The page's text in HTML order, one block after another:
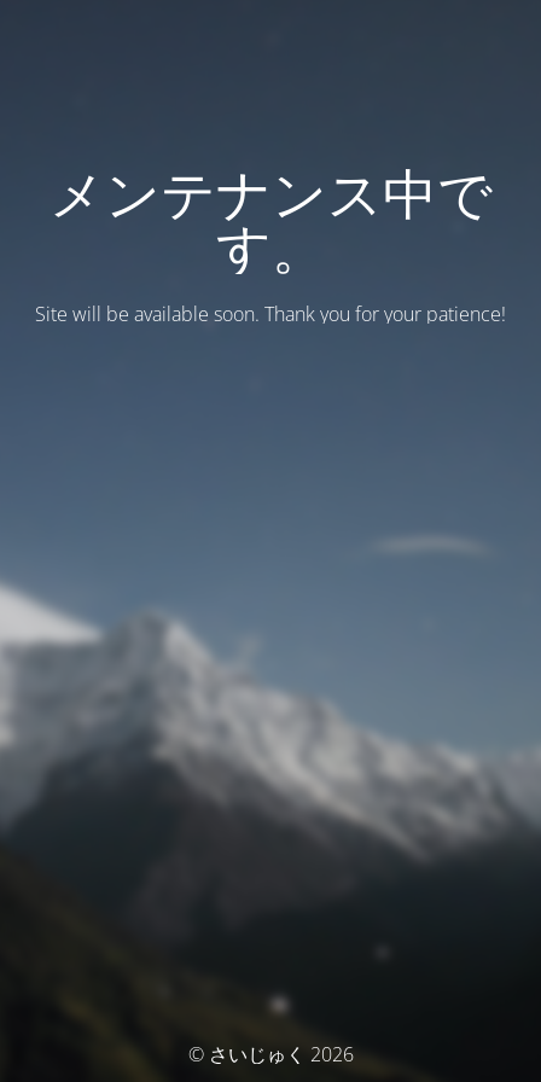
メンテナンス中で
す。
Site will be available soon. Thank you for your patience!
© さいじゅく 2026